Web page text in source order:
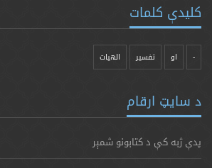
کلیدې کلمات
- او تفسیر الهیات
د سایټ ارقام
پدې ژبه کې د کتابونو شمېر